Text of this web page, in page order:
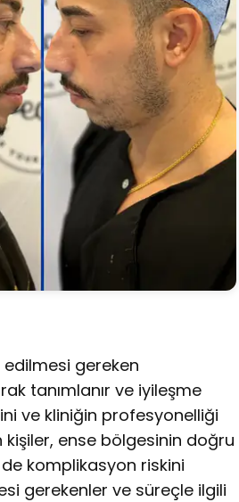
gereken
tanımlanır ve iyileşme
ve kliniğin profesyonelliği
kişiler, ense bölgesinin doğru
komplikasyon riskini
gerekenler ve süreçle ilgili